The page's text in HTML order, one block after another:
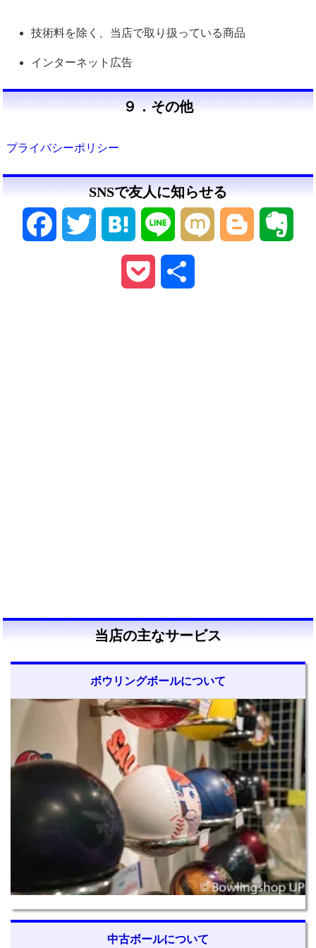
技術料を除く、当店で取り扱っている商品
インターネット広告
９．その他
プライバシーポリシー
SNSで友人に知らせる
Facebook Twitter Hatena Line Mixi Blogger
Pocket
当店の主なサービス
ボウリングボールについて
中古ボールについて